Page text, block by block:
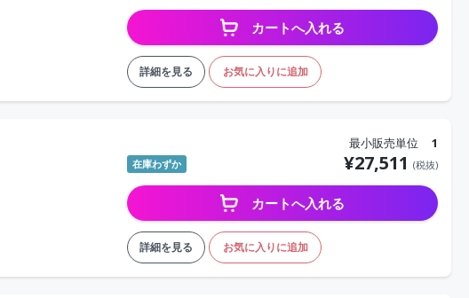
カートへ入れる
詳細を見る お気に入りに追加
最小販売単位 1
在庫わずか ¥27,511 (税抜)
カートへ入れる
詳細を見る お気に入りに追加